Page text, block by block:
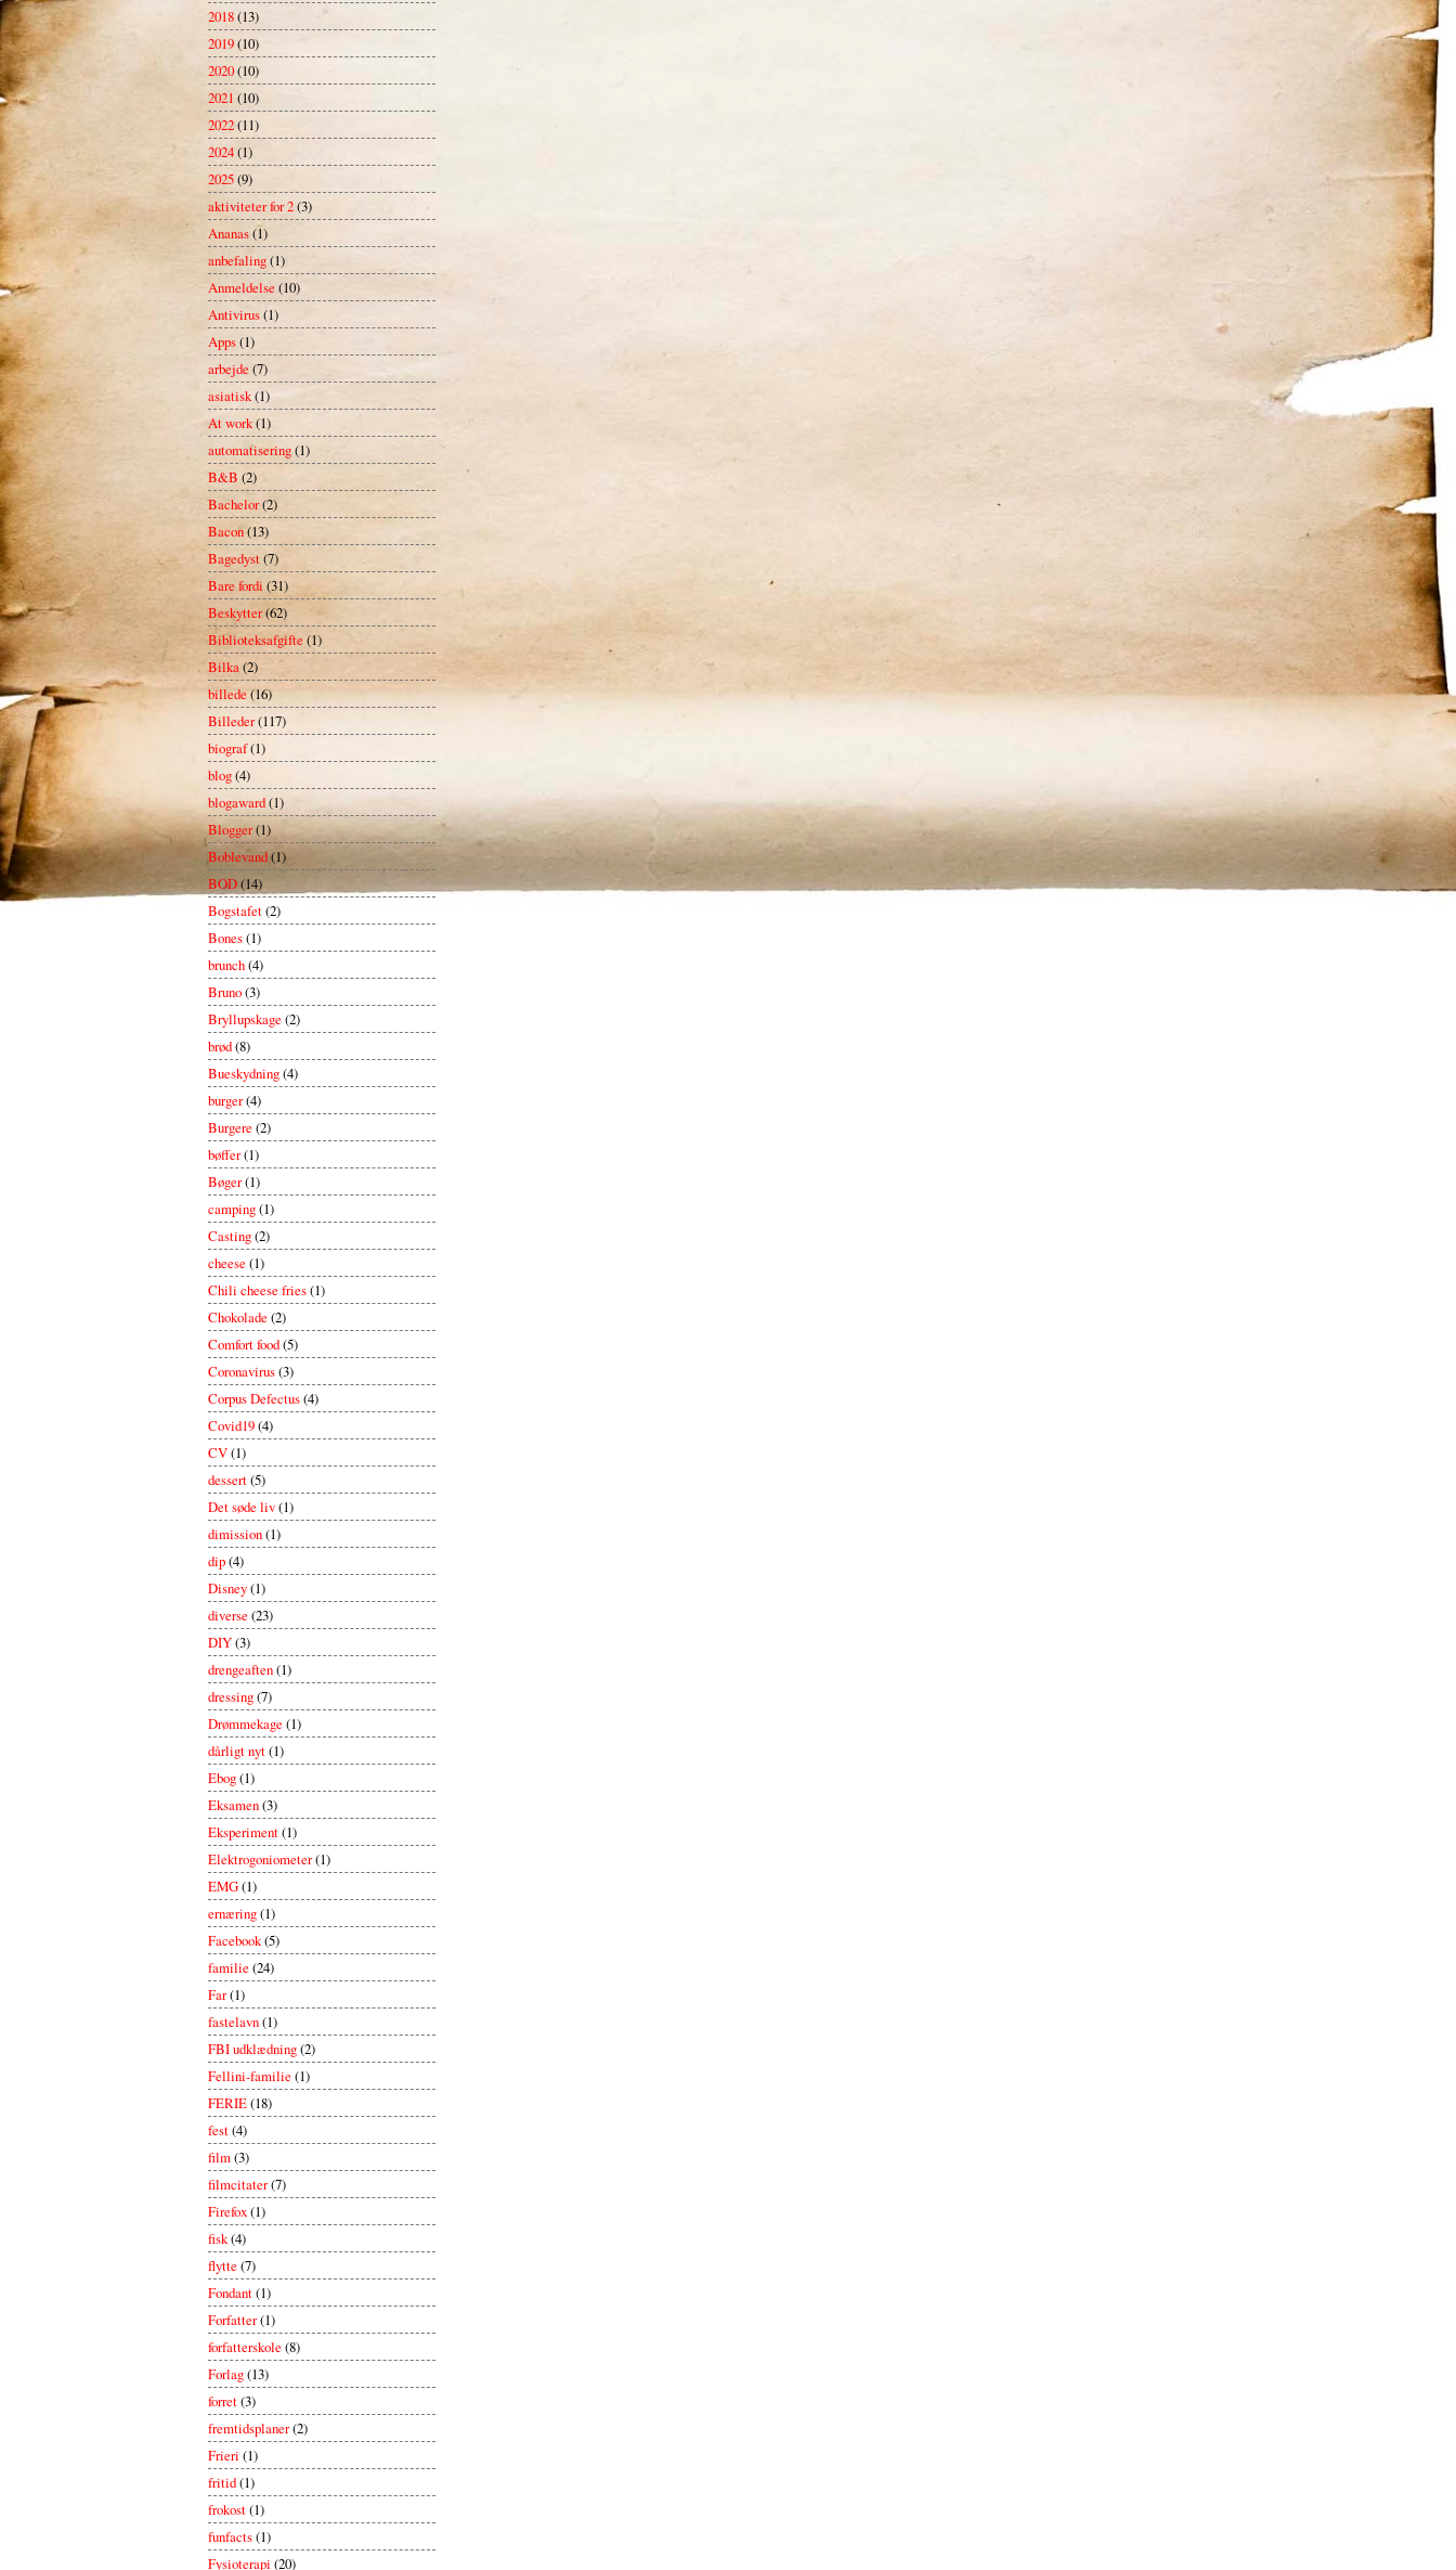
2018(13)
2019(10)
2020(10)
2021 (10)
2022(11)
2024(1)
2025(9)
aktiviteter for 2(3)
Ananas(1)
anbefaling(1)
Anmeldelse(10)
Antivirus(1)
Apps(1)
arbejde (7)
asiatisk(1)
At work(1)
automatisering(1)
B&B (2)
Bachelor(2)
Bacon(13)
Bagedyst(7)
Bare fordi (31)
Beskytter(62)
Biblioteksafgifte (1)
Bilka(2)
billede (16)
Billeder(117)
biograf(1)
blog(4)
blogaward(1)
Blogger(1)
Boblevand(1)
BOD(14)
Bogstafet(2)
Bones(1)
brunch(4)
Bruno(3)
Bryllupskage(2)
brød(8)
Bueskydning(4)
burger(4)
Burgere(2)
bøffer(1)
Bøger(1)
camping(1)
Casting(2)
cheese(1)
Chili cheese fries(1)
Chokolade(2)
Comfort food(5)
Coronavirus(3)
Corpus Defectus(4)
Covid19(4)
CV(1)
dessert(5)
Det søde liv(1)
dimission(1)
dip(4)
Disney(1)
diverse(23)
DIY(3)
drengeaften(1)
dressing(7)
Drømmekage(1)
dårligt nyt(1)
Ebog(1)
Eksamen(3)
Eksperiment(1)
Elektrogoniometer(1)
EMG(1)
ernæring(1)
Facebook(5)
familie(24)
Far(1)
fastelavn(1)
FBI udklædning(2)
Fellini-familie(1)
FERIE(18)
fest(4)
film(3)
filmcitater(7)
Firefox(1)
fisk(4)
flytte(7)
Fondant(1)
Forfatter(1)
forfatterskole(8)
Forlag(13)
forret(3)
fremtidsplaner(2)
Frieri (1)
fritid(1)
frokost(1)
funfacts(1)
Fysioterapi (20)